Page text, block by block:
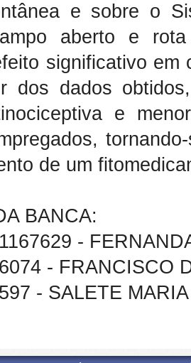
e sobre o
aberto e
significativo
dos dados
e
de um
BANCA:
-
- FRANCISCO
- SALETE